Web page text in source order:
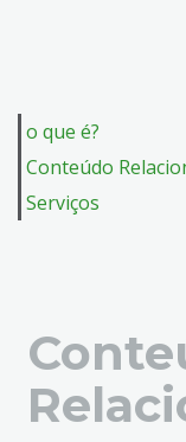
o que é?
Conteúdo
Serviços